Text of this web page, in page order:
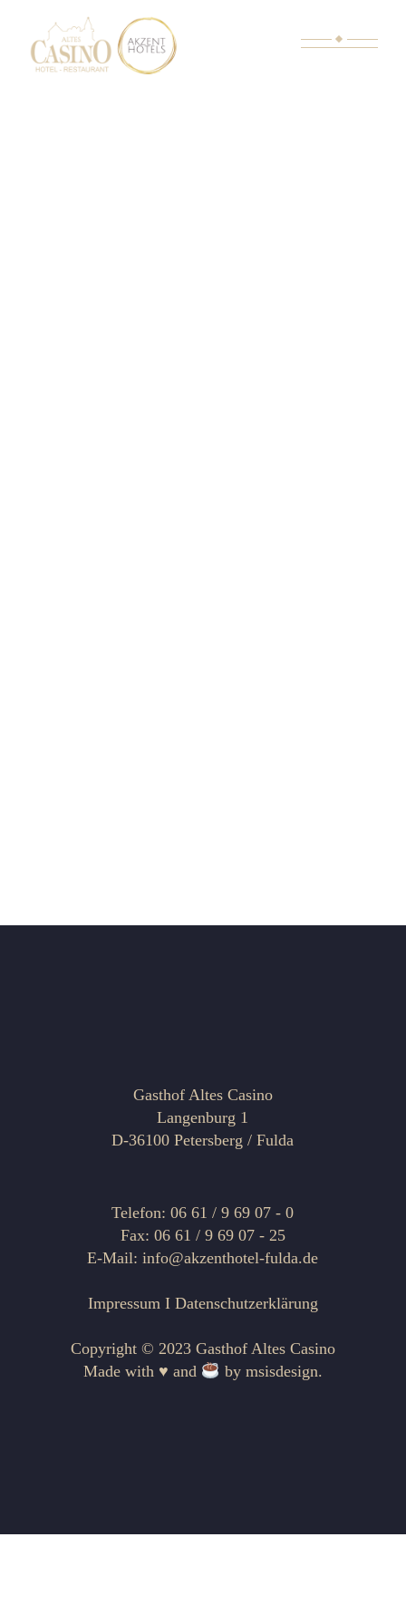
Gasthof Altes Casino
Langenburg 1
D-36100 Petersberg / Fulda
Telefon: 06 61 / 9 69 07 - 0
Fax: 06 61 / 9 69 07 - 25
E-Mail: info@akzenthotel-fulda.de
ImpressumI Datenschutzerklärung
Copyright © 2023 Gasthof Altes Casino
Made with ♥ and
by msisdesign.